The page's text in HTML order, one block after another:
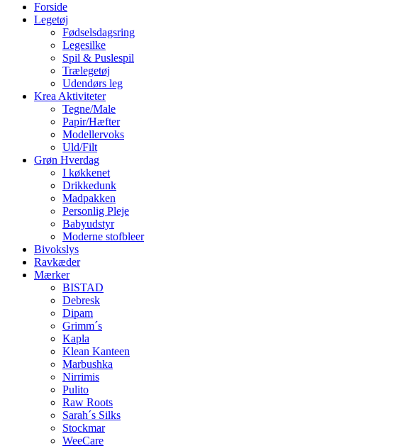
Forside
Legetøj
Fødselsdagsring
Legesilke
Spil & Puslespil
Trælegetøj
Udendørs leg
Krea Aktiviteter
Tegne/Male
Papir/Hæfter
Modellervoks
Uld/Filt
Grøn Hverdag
I køkkenet
Drikkedunk
Madpakken
Personlig Pleje
Babyudstyr
Moderne stofbleer
Bivokslys
Ravkæder
Mærker
BISTAD
Debresk
Dipam
Grimm´s
Kapla
Klean Kanteen
Marbushka
Nirrimis
Pulito
Raw Roots
Sarah´s Silks
Stockmar
WeeCare